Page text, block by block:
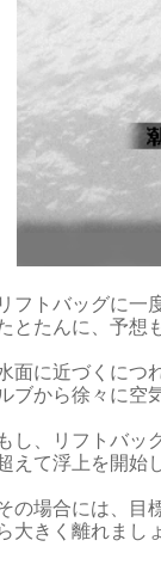
リフトバッグに一
とたんに、予想
面に近づくにつ
ブから徐々に空
もし、リフトバッ
えて浮上を開始
の場合には、目
大きく離れまし